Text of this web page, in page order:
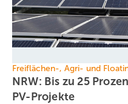
Freiflächen-, Agri- und
NRW: Bis zu 25
PV-Projekte